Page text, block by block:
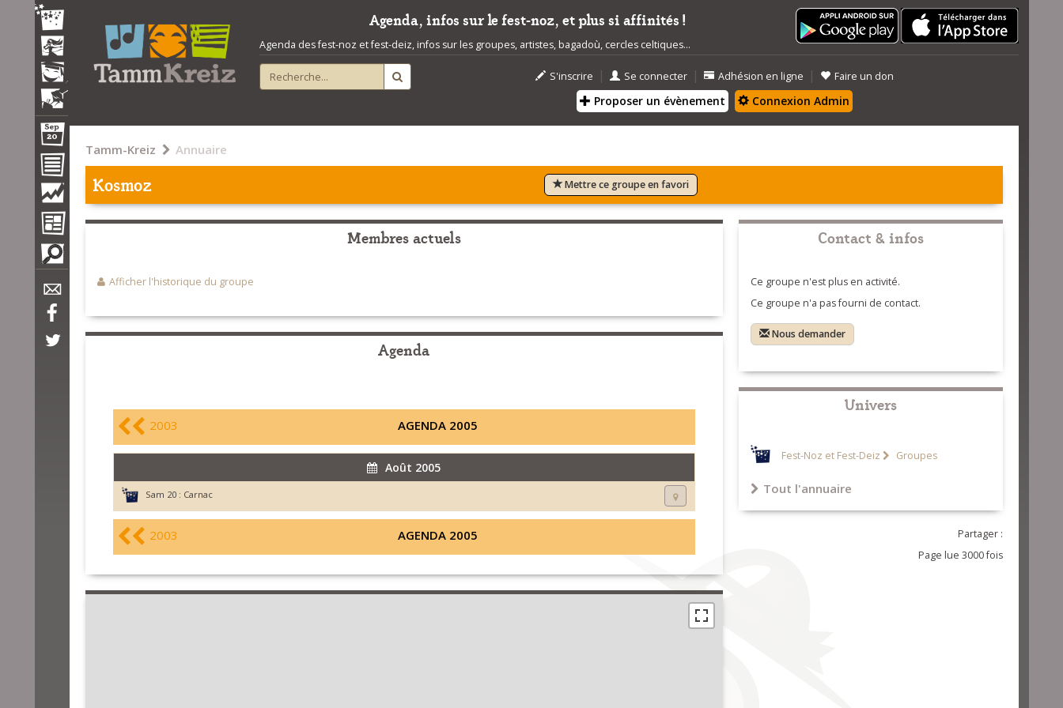
Agenda, infos sur le fest-noz, et plus si affinités !
Agenda des fest-noz et fest-deiz, infos sur les groupes, artistes, bagadoù, cercles celtiques...
S'inscrire | Se connecter | Adhésion en ligne | Faire un don
Proposer un évènement Connexion Admin
Tamm-Kreiz Annuaire
Kosmoz Mettre ce groupe en favori
Membres actuels
Afficher l'historique du groupe
Agenda
2003 AGENDA 2005
Août 2005
Sam 20 : Carnac
2003 AGENDA 2005
Contact & infos
Ce groupe n'est plus en activité.
Ce groupe n'a pas fourni de contact.
Nous demander
Univers
Fest-Noz et Fest-Deiz Groupes
Tout l'annuaire
Partager :
Page lue 3000 fois